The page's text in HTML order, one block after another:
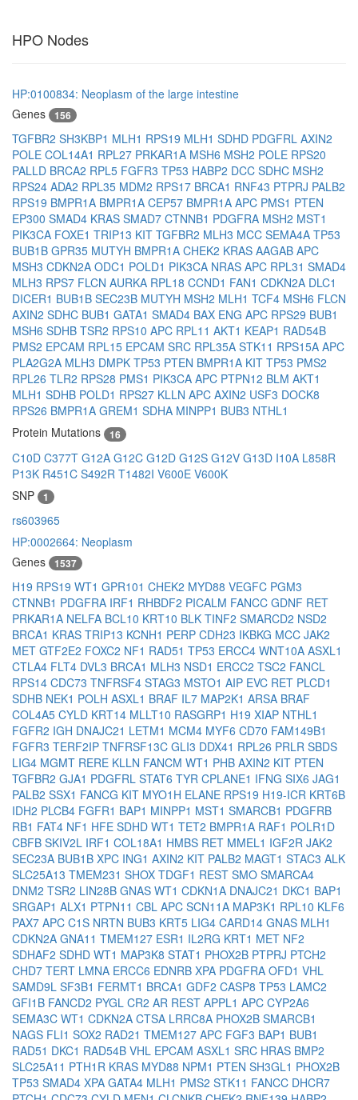
HPO Nodes
HP:0100834: Neoplasm of the large intestine
Genes
156
TGFBR2 SH3KBP1 MLH1 RPS19 MLH1 SDHD PDGFRL AXIN2
POLE COL14A1 RPL27 PRKAR1A MSH6 MSH2 POLE RPS20
PALLD BRCA2 RPL5 FGFR3 TP53 HABP2 DCC SDHC MSH2
RPS24 ADA2 RPL35 MDM2 RPS17 BRCA1 RNF43 PTPRJ PALB2
RPS19 BMPR1A BMPR1A CEP57 BMPR1A APC PMS1 PTEN
EP300 SMAD4 KRAS SMAD7 CTNNB1 PDGFRA MSH2 MST1
PIK3CA FOXE1 TRIP13 KIT TGFBR2 MLH3 MCC SEMA4A TP53
BUB1B GPR35 MUTYH BMPR1A CHEK2 KRAS AAGAB APC
MSH3 CDKN2A ODC1 POLD1 PIK3CA NRAS APC RPL31 SMAD4
MLH3 RPS7 FLCN AURKA RPL18 CCND1 FAN1 CDKN2A DLC1
DICER1 BUB1B SEC23B MUTYH MSH2 MLH1 TCF4 MSH6 FLCN
AXIN2 SDHC BUB1 GATA1 SMAD4 BAX ENG APC RPS29 BUB1
MSH6 SDHB TSR2 RPS10 APC RPL11 AKT1 KEAP1 RAD54B
PMS2 EPCAM RPL15 EPCAM SRC RPL35A STK11 RPS15A APC
PLA2G2A MLH3 DMPK TP53 PTEN BMPR1A KIT TP53 PMS2
RPL26 TLR2 RPS28 PMS1 PIK3CA APC PTPN12 BLM AKT1
MLH1 SDHB POLD1 RPS27 KLLN APC AXIN2 USF3 DOCK8
RPS26 BMPR1A GREM1 SDHA MINPP1 BUB3 NTHL1
Protein Mutations
16
C10D C377T G12A G12C G12D G12S G12V G13D I10A L858R
P13K R451C S492R T1482I V600E V600K
SNP
1
rs603965
HP:0002664: Neoplasm
Genes
1537
H19 RPS19 WT1 GPR101 CHEK2 MYD88 VEGFC PGM3
CTNNB1 PDGFRA IRF1 RHBDF2 PICALM FANCC GDNF RET
PRKAR1A NELFA BCL10 KRT10 BLK TINF2 SMARCD2 NSD2
BRCA1 KRAS TRIP13 KCNH1 PERP CDH23 IKBKG MCC JAK2
MET GTF2E2 FOXC2 NF1 RAD51 TP53 ERCC4 WNT10A ASXL1
CTLA4 FLT4 DVL3 BRCA1 MLH3 NSD1 ERCC2 TSC2 FANCL
RPS14 CDC73 TNFRSF4 STAG3 MSTO1 AIP EVC RET PLCD1
SDHB NEK1 POLH ASXL1 BRAF IL7 MAP2K1 ARSA BRAF
COL4A5 CYLD KRT14 MLLT10 RASGRP1 H19 XIAP NTHL1
FGFR2 IGH DNAJC21 LETM1 MCM4 MYF6 CD70 FAM149B1
FGFR3 TERF2IP TNFRSF13C GLI3 DDX41 RPL26 PRLR SBDS
LIG4 MGMT RERE KLLN FANCM WT1 PHB AXIN2 KIT PTEN
TGFBR2 GJA1 PDGFRL STAT6 TYR CPLANE1 IFNG SIX6 JAG1
PALB2 SSX1 FANCG KIT MYO1H ELANE RPS19 H19-ICR KRT6B
IDH2 PLCB4 FGFR1 BAP1 MINPP1 MST1 SMARCB1 PDGFRB
RB1 FAT4 NF1 HFE SDHD WT1 TET2 BMPR1A RAF1 POLR1D
CBFB SKIV2L IRF1 COL18A1 HMBS RET MMEL1 IGF2R JAK2
SEC23A BUB1B XPC ING1 AXIN2 KIT PALB2 MAGT1 STAC3 ALK
SLC25A13 TMEM231 SHOX TDGF1 REST SMO SMARCA4
DNM2 TSR2 LIN28B GNAS WT1 CDKN1A DNAJC21 DKC1 BAP1
SRGAP1 ALX1 PTPN11 CBL APC SCN11A MAP3K1 RPL10 KLF6
PAX7 APC C1S NRTN BUB3 KRT5 LIG4 CARD14 GNAS MLH1
CDKN2A GNA11 TMEM127 ESR1 IL2RG KRT1 MET NF2
SDHAF2 SDHD WT1 MAP3K8 STAT1 PHOX2B PTPRJ PTCH2
CHD7 TERT LMNA ERCC6 EDNRB XPA PDGFRA OFD1 VHL
SAMD9L SF3B1 FERMT1 BRCA1 GDF2 CASP8 TP53 LAMC2
GFI1B FANCD2 PYGL CR2 AR REST APPL1 APC CYP2A6
SEMA3C WT1 CDKN2A CTSA LRRC8A PHOX2B SMARCB1
NAGS FLI1 SOX2 RAD21 TMEM127 APC FGF3 BAP1 BUB1
RAD51 DKC1 RAD54B VHL EPCAM ASXL1 SRC HRAS BMP2
SLC25A11 PTH1R KRAS MYD88 NPM1 PTEN SH3GL1 PHOX2B
TP53 SMAD4 XPA GATA4 MLH1 PMS2 STK11 FANCC DHCR7